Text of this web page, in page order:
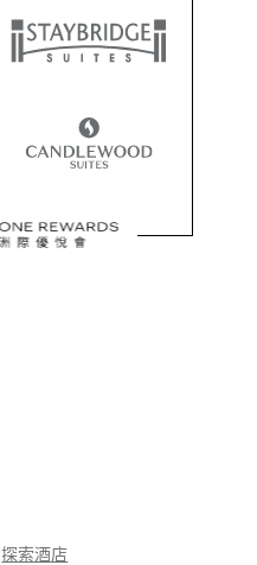
探索酒店